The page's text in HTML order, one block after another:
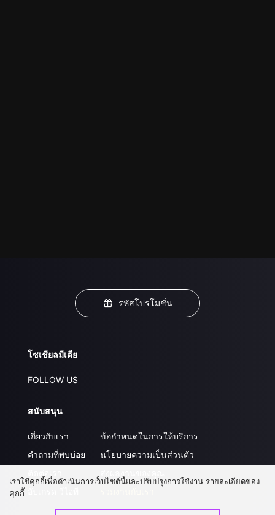
รหัสโปรโมชั่น
โซเชียลมีเดีย
FOLLOW US
สนับสนุน
เกี่ยวกับเรา
คำถามที่พบบ่อย
ข้อกำหนดในการให้บริการ
นโยบายความเป็นส่วนตัว
เราใช้คุกกี้เพื่อดำเนินการเว็บไซต์นี้และปรับปรุงการใช้งาน รายละเอียดของ
คุกกี้